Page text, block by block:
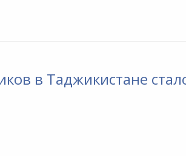
в Таджикистане